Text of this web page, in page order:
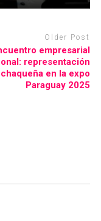
Older Post
empresarial
representación
chaqueña en la expo
Paraguay 2025